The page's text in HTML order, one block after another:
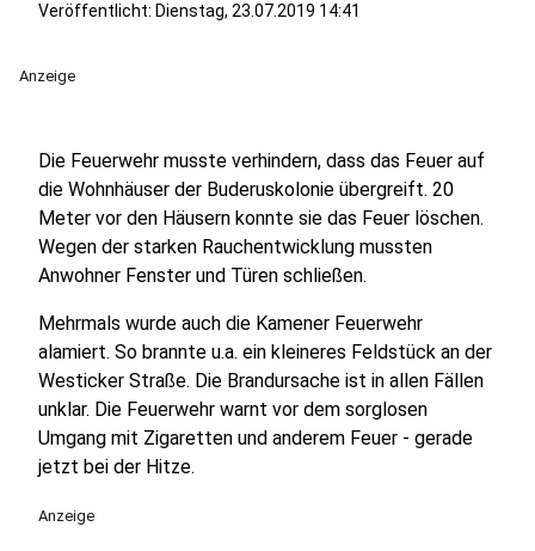
Veröffentlicht: Dienstag, 23.07.2019 14:41
Anzeige
Die Feuerwehr musste verhindern, dass das Feuer auf
die Wohnhäuser der Buderuskolonie übergreift. 20
Meter vor den Häusern konnte sie das Feuer löschen.
Wegen der starken Rauchentwicklung mussten
Anwohner Fenster und Türen schließen.
Mehrmals wurde auch die Kamener Feuerwehr
alamiert. So brannte u.a. ein kleineres Feldstück an der
Westicker Straße. Die Brandursache ist in allen Fällen
unklar. Die Feuerwehr warnt vor dem sorglosen
Umgang mit Zigaretten und anderem Feuer - gerade
jetzt bei der Hitze.
Anzeige